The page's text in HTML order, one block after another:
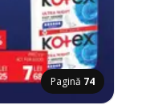
Pagină 74